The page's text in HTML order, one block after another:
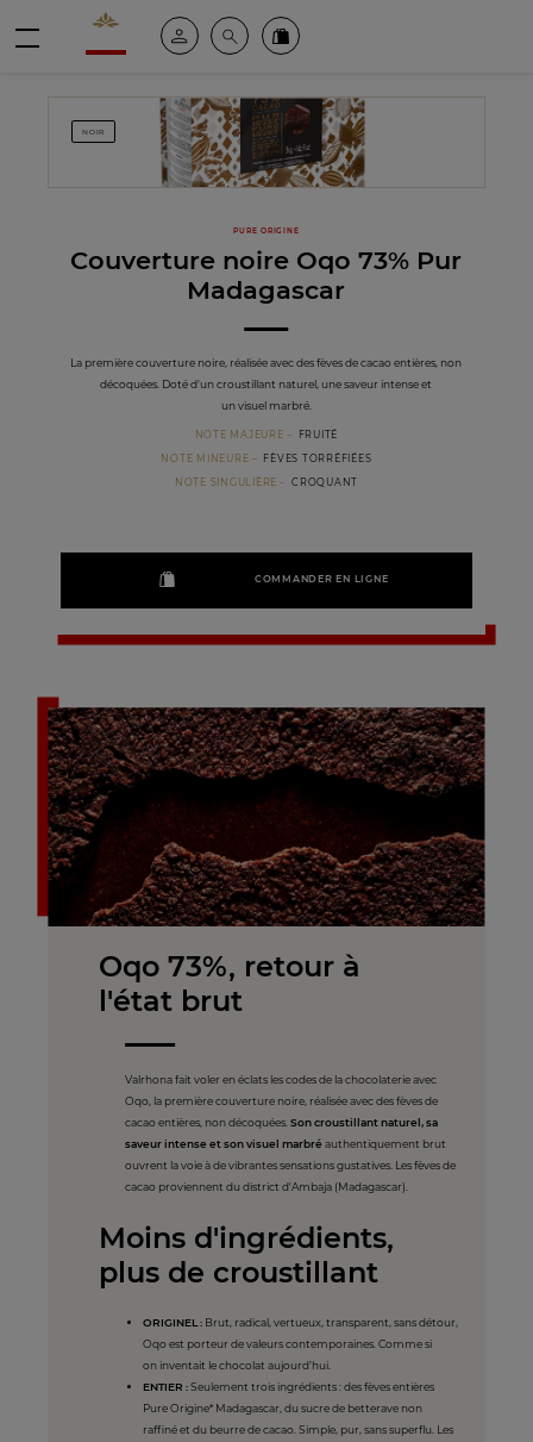
Valrhona - Imaginons le meilleur du chocolat
Espace clientRechercheCommandez en ligne
NOIR
PURE ORIGINE
Couverture noire Oqo 73% Pur
Madagascar
La première couverture noire, réalisée avec des fèves de cacao entières, non
décoquées. Doté d'un croustillant naturel, une saveur intense et
un visuel marbré.
NOTE MAJEURE FRUITÉ
NOTE MINEURE FÈVES TORRÉFIÉES
NOTE SINGULIÈRE CROQUANT
COMMANDER EN LIGNE
Oqo 73%, retour à
l'état brut
Valrhona fait voler en éclats les codes de la chocolaterie avec
Oqo, la première couverture noire, réalisée avec des fèves de
cacao entières, non décoquées. Son croustillant naturel, sa
saveur intense et son visuel marbréauthentiquement brut
ouvrent la voie à de vibrantes sensations gustatives. Les fèves de
cacao proviennent du district d'Ambaja (Madagascar).
Moins d'ingrédients,
plus de croustillant
ORIGINEL :Brut, radical, vertueux, transparent, sans détour,
Oqo est porteur de valeurs contemporaines. Comme si
on inventait le chocolat aujourd’hui.
ENTIER :Seulement trois ingrédients : des fèves entières
Pure Origine* Madagascar, du sucre de betterave non
raffiné et du beurre de cacao. Simple, pur, sans superflu. Les